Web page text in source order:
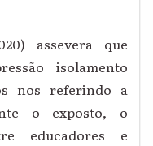
assevera que
isolamento
nos referindo a
o exposto, o
educadores e